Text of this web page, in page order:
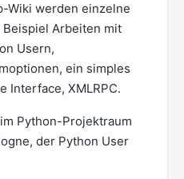
Wiki werden einzelne
Arbeiten mit
Usern,
ein simples
Interface, XMLRPC.
Python-Projektraum
der Python User